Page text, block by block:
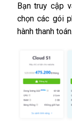
Bạn truy cập
chọn các gói
hành thanh toán.